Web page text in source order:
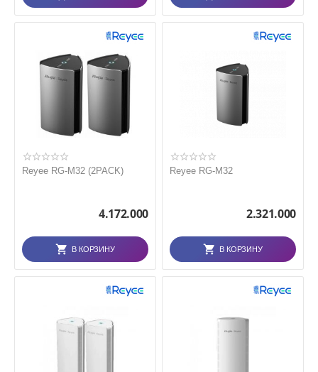
Reyee RG-M32 (2PACK)
4.172.000
В КОРЗИНУ
Reyee RG-M32
2.321.000
В КОРЗИНУ